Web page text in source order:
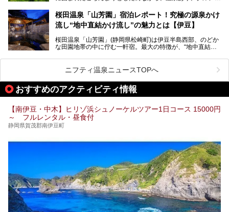
この記事はプレジャーリゾート 伊豆赤沢温泉のPR記事で
す。
京からは約2時間30分、直通電車もありアクセスしやすいの
もうれしいところ。
入れる温泉施設、チェックしたい観光スポットやアクティビ
ティなどを一挙にまとめピックアップ。伊豆稲取温泉を訪れ
桜田温泉「山芳園」宿泊レポート！究極の源泉かけ
流し“地中直結かけ流し”の魅力とは【伊豆】
桜田温泉「山芳園」(静岡県松崎町)は伊豆半島西部、のどか
な田園地帯の中に佇む一軒宿。最大の特徴が、“地中直結か
地下に眠る源泉を加水・加温・消毒無し、さらには途中過程
で空気にも触れさせることなく浴槽まで提供。「究極の源泉
かけ流し」と言っても決して過言ではありません。
今回、桜田温泉「山芳園」の“温泉”を中心に、その魅力を詳
細レポート。また口コミの評判も非常に高い宿であり、客室
や食事も併せて徹底紹介します！
ニフティ温泉ニュースTOPへ
おすすめのアクティビティ情報
【南伊豆・中木】ヒリゾ浜シュノーケルツアー1日コース 15000円
～ フルレンタル・昼食付
静岡県賀茂郡南伊豆町